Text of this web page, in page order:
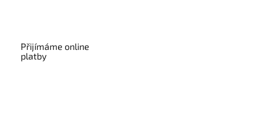
Přijímáme online
platby